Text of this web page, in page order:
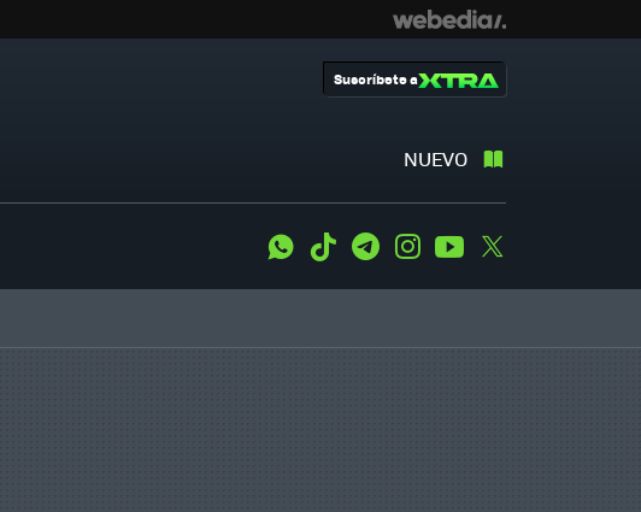
NUEVO
Suscríbete a
WhatsApp
Tiktok TelegramInstagramYoutube